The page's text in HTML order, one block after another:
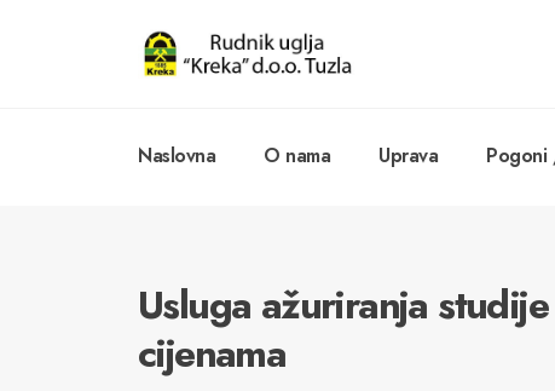
Naslovna O nama Uprava Pogoni
Usluga ažuriranja
cijenama